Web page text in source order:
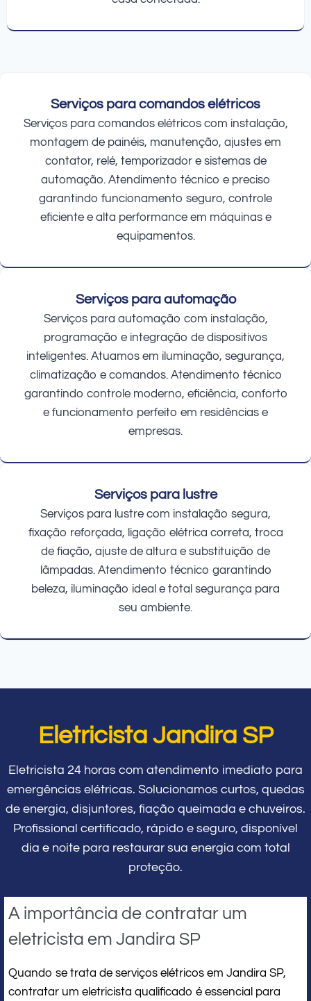
Serviços para comandos elétricos
Serviços para comandos elétricos com instalação,
montagem de painéis, manutenção, ajustes em
contator, relé, temporizador e sistemas de
automação. Atendimento técnico e preciso
garantindo funcionamento seguro, controle
eficiente e alta performance em máquinas e
equipamentos.
Serviços para automação
Serviços para automação com instalação,
programação e integração de dispositivos
inteligentes. Atuamos em iluminação, segurança,
climatização e comandos. Atendimento técnico
garantindo controle moderno, eficiência, conforto
e funcionamento perfeito em residências e
empresas.
Serviços para lustre
Serviços para lustre com instalação segura,
fixação reforçada, ligação elétrica correta, troca
de fiação, ajuste de altura e substituição de
lâmpadas. Atendimento técnico garantindo
beleza, iluminação ideal e total segurança para
seu ambiente.
Eletricista Jandira SP
Eletricista 24 horas com atendimento imediato para
emergências elétricas. Solucionamos curtos, quedas
de energia, disjuntores, fiação queimada e chuveiros.
Profissional certificado, rápido e seguro, disponível
dia e noite para restaurar sua energia com total
proteção.
A importância de contratar um
eletricista em Jandira SP
Quando se trata de serviços elétricos em Jandira SP,
contratar um eletricista qualificado é essencial para